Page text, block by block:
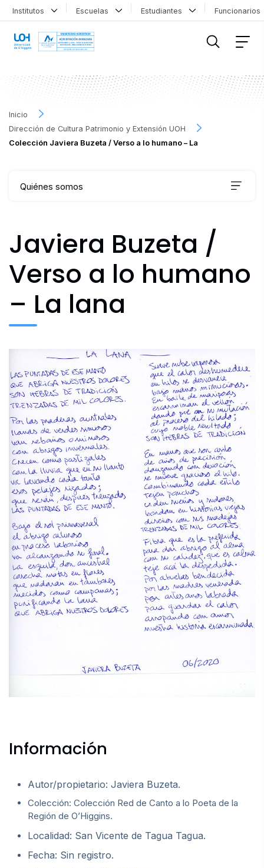
Institutos Escuelas Estudiantes
Inicio
Dirección de Cultura Patrimonio y Extensión UOH
Colección Javiera Buzeta / Verso a lo humano – La
Quiénes somos
Archivo Fotográfico y Documental
Contacto
Javiera Buzeta /
Verso a lo humano
– La lana
Información
Autor/propietario: Javiera Buzeta.
Colección: Colección Red de Canto a lo Poeta de la
Región de O’Higgins.
Localidad: San Vicente de Tagua Tagua.
Fecha: Sin registro.